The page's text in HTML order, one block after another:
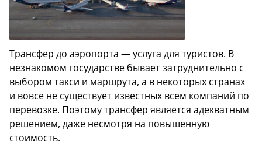
ТЕХПОМОЩЬ
АРЕНДА АВТО С ВОДИТЕЛЕМ
АРЕНДА АВТОМОБИЛЕЙ НА СВАДЬБУ
ТАРИФЫ
О НАС
УСЛОВИЯ АРЕНДЫ
Трансфер до аэропорта — услуга для туристов. В
незнакомом государстве бывает затруднительно с
выбором такси и маршрута, а в некоторых странах
и вовсе не существует известных всем компаний по
перевозке. Поэтому трансфер является адекватным
решением, даже несмотря на повышенную
стоимость.